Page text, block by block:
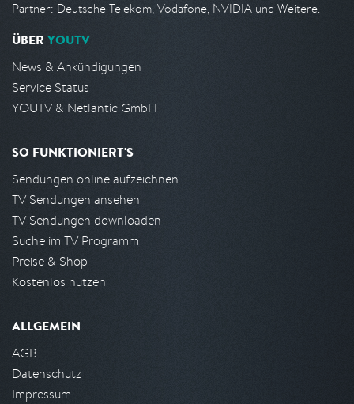
Partner: Deutsche Telekom, Vodafone, NVIDIA und Weitere.
ÜBER YOUTV
News & Ankündigungen
Service Status
YOUTV & Netlantic GmbH
SO FUNKTIONIERT'S
Sendungen online aufzeichnen
TV Sendungen ansehen
TV Sendungen downloaden
Suche im TV Programm
Preise & Shop
Kostenlos nutzen
ALLGEMEIN
AGB
Datenschutz
Impressum